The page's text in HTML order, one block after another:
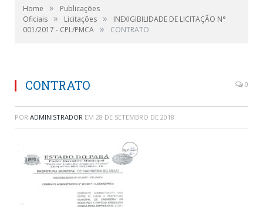
Home »
Publicações
Oficiais » Licitações »
INEXIGIBILIDADE DE LICITAÇÃO N°
001/2017 - CPL/PMCA » CONTRATO
CONTRATO 0
POR ADMINISTRADOR EM 28 DE SETEMBRO DE 2018